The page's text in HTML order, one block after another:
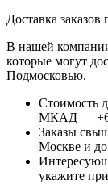
Доставка
В нашей
которые могут
Подмосковью.
Стоимость
МКАД —
Заказы
Москве и
укажите